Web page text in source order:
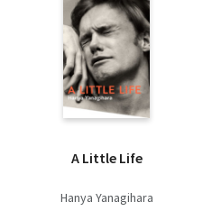
A Little Life
Hanya Yanagihara